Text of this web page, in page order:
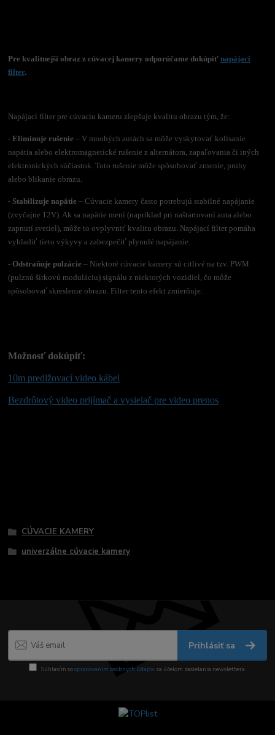
Pre kvalitnejší obraz z cúvacej kamery odporúčame dokúpiťnapájací
filter.
Napájací filter pre cúvaciu kameru zlepšuje kvalitu obrazu tým, že:
- Eliminuje rušenie – V mnohých autách sa môže vyskytovať kolísanie
napätia alebo elektromagnetické rušenie z alternátora, zapaľovania či iných
elektronických súčiastok. Toto rušenie môže spôsobovať zrnenie, pruhy
alebo blikanie obrazu.
- Stabilizuje napätie – Cúvacie kamery často potrebujú stabilné napájanie
(zvyčajne 12V). Ak sa napätie mení (napríklad pri naštartovaní auta alebo
zapnutí svetiel), môže to ovplyvniť kvalitu obrazu. Napájací filter pomáha
vyhladiť tieto výkyvy a zabezpečiť plynulé napájanie.
- Odstraňuje pulzácie – Niektoré cúvacie kamery sú citlivé na tzv. PWM
(pulznú šírkovú moduláciu) signálu z niektorých vozidiel, čo môže
spôsobovať skreslenie obrazu. Filter tento efekt zmierňuje.
Možnosť dokúpiť:
10m predlžovací video kábel
Bezdrôtový video prijímač a vysielač pre video prenos
CÚVACIE KAMERY
univerzálne cúvacie kamery
Prihlásiť sa
Súhlasím sospracovaním osobných údajov za účelom zasielania newslettera.